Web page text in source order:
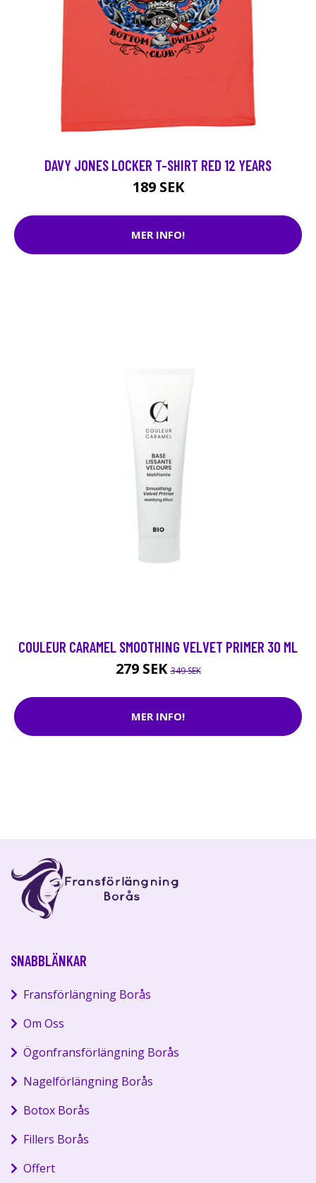
DAVY JONES LOCKER T-SHIRT RED 12 YEARS
189 SEK
MER INFO!
COULEUR CARAMEL SMOOTHING VELVET PRIMER 30 ML
279 SEK349 SEK
MER INFO!
SNABBLÄNKAR
Fransförlängning Borås
Om Oss
Ögonfransförlängning Borås
Nagelförlängning Borås
Botox Borås
Fillers Borås
Offert